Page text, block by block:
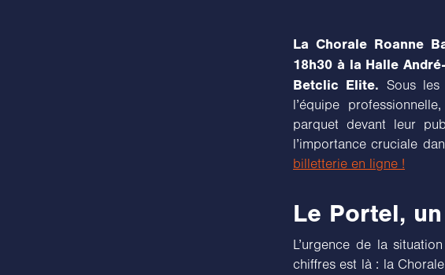
La Chorale Roanne
18h30 à la Halle
Betclic Elite. Sous
l’équipe
parquet devant leur
l’importance cruciale
billetterie en ligne !
Le Portel,
L’urgence de la
chiffres est là : la